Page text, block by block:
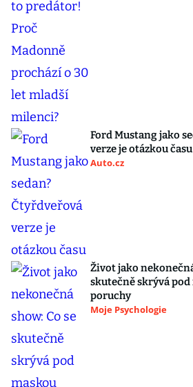
Ford Mustang jako
verze je otázkou času
Auto.cz
Život jako
skutečně skrývá
poruchy
Moje Psychologie